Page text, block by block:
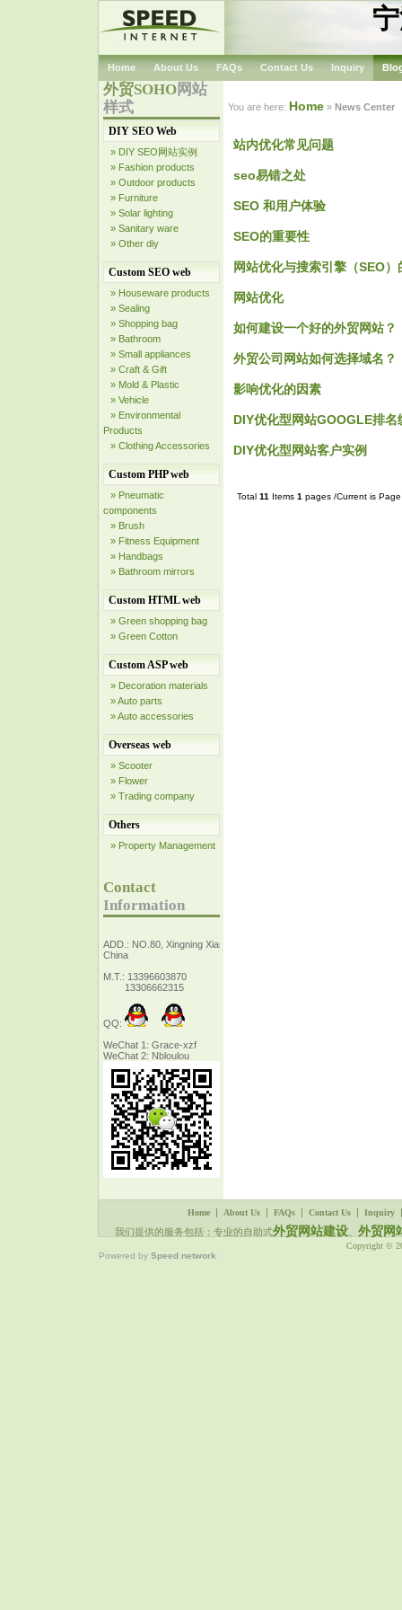
Home About Us FAQs Contact Us Inquiry
外贸SOHO网站
样式
DIY SEO Web
» DIY SEO网站实例
» Fashion products
» Outdoor products
» Furniture
» Solar lighting
» Sanitary ware
» Other diy
Custom SEO web
» Houseware products
» Sealing
» Shopping bag
» Bathroom
» Small appliances
» Craft & Gift
» Mold & Plastic
» Vehicle
» Environmental
Products
» Clothing Accessories
Custom PHP web
» Pneumatic
components
» Brush
» Fitness Equipment
» Handbags
» Bathroom mirrors
Custom HTML web
» Green shopping bag
» Green Cotton
Custom ASP web
» Decoration materials
» Auto parts
» Auto accessories
Overseas web
» Scooter
» Flower
» Trading company
Others
» Property Management
Contact
Information
ADD.: NO.80, Xingning Xiang Zhejiang,
China
M.T.: 13396603870
13306662315
QQ:
WeChat 1: Grace-xzf
WeChat 2: Nbloulou
You are here: Home » News Center
站内优化常见问题
seo易错之处
SEO 和用户体验
SEO的重要性
网站优化与搜索引擎（SEO）
网站优化
如何建设一个好的外贸网站？
外贸公司网站如何选择域名？
影响优化的因素
DIY优化型网站GOOGLE排名
DIY优化型网站客户实例
Total 11 Items 1 pages /Current is
Home | About Us | FAQs | Contact Us | Inquiry
我们提供的服务包括：专业的自助式外贸网站建设、 外贸网
Copyright ©
Powered by Speed network